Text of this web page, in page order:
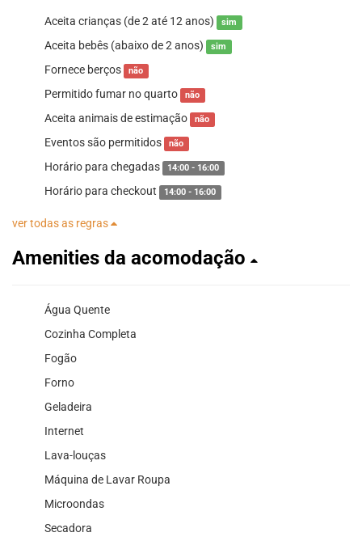
Aceita crianças (de 2 até 12 anos) sim
Aceita bebês (abaixo de 2 anos) sim
Fornece berços não
Permitido fumar no quarto não
Aceita animais de estimação não
Eventos são permitidos não
Horário para chegadas 14:00 - 16:00
Horário para checkout 14:00 - 16:00
ver todas as regras
Amenities da acomodação
Água Quente
Cozinha Completa
Fogão
Forno
Geladeira
Internet
Lava-louças
Máquina de Lavar Roupa
Microondas
Secadora